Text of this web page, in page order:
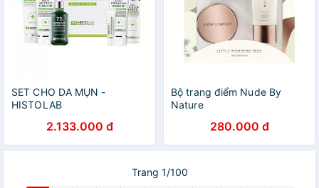
SET CHO DA MỤN -
HISTOLAB
2.133.000 đ
Bộ trang điểm Nude By
Nature
280.000 đ
Trang 1/100